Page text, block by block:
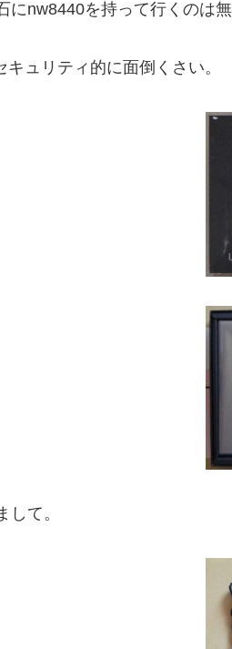
nw8440を持って行くのは無
ュリティ的に面倒くさい。
て。